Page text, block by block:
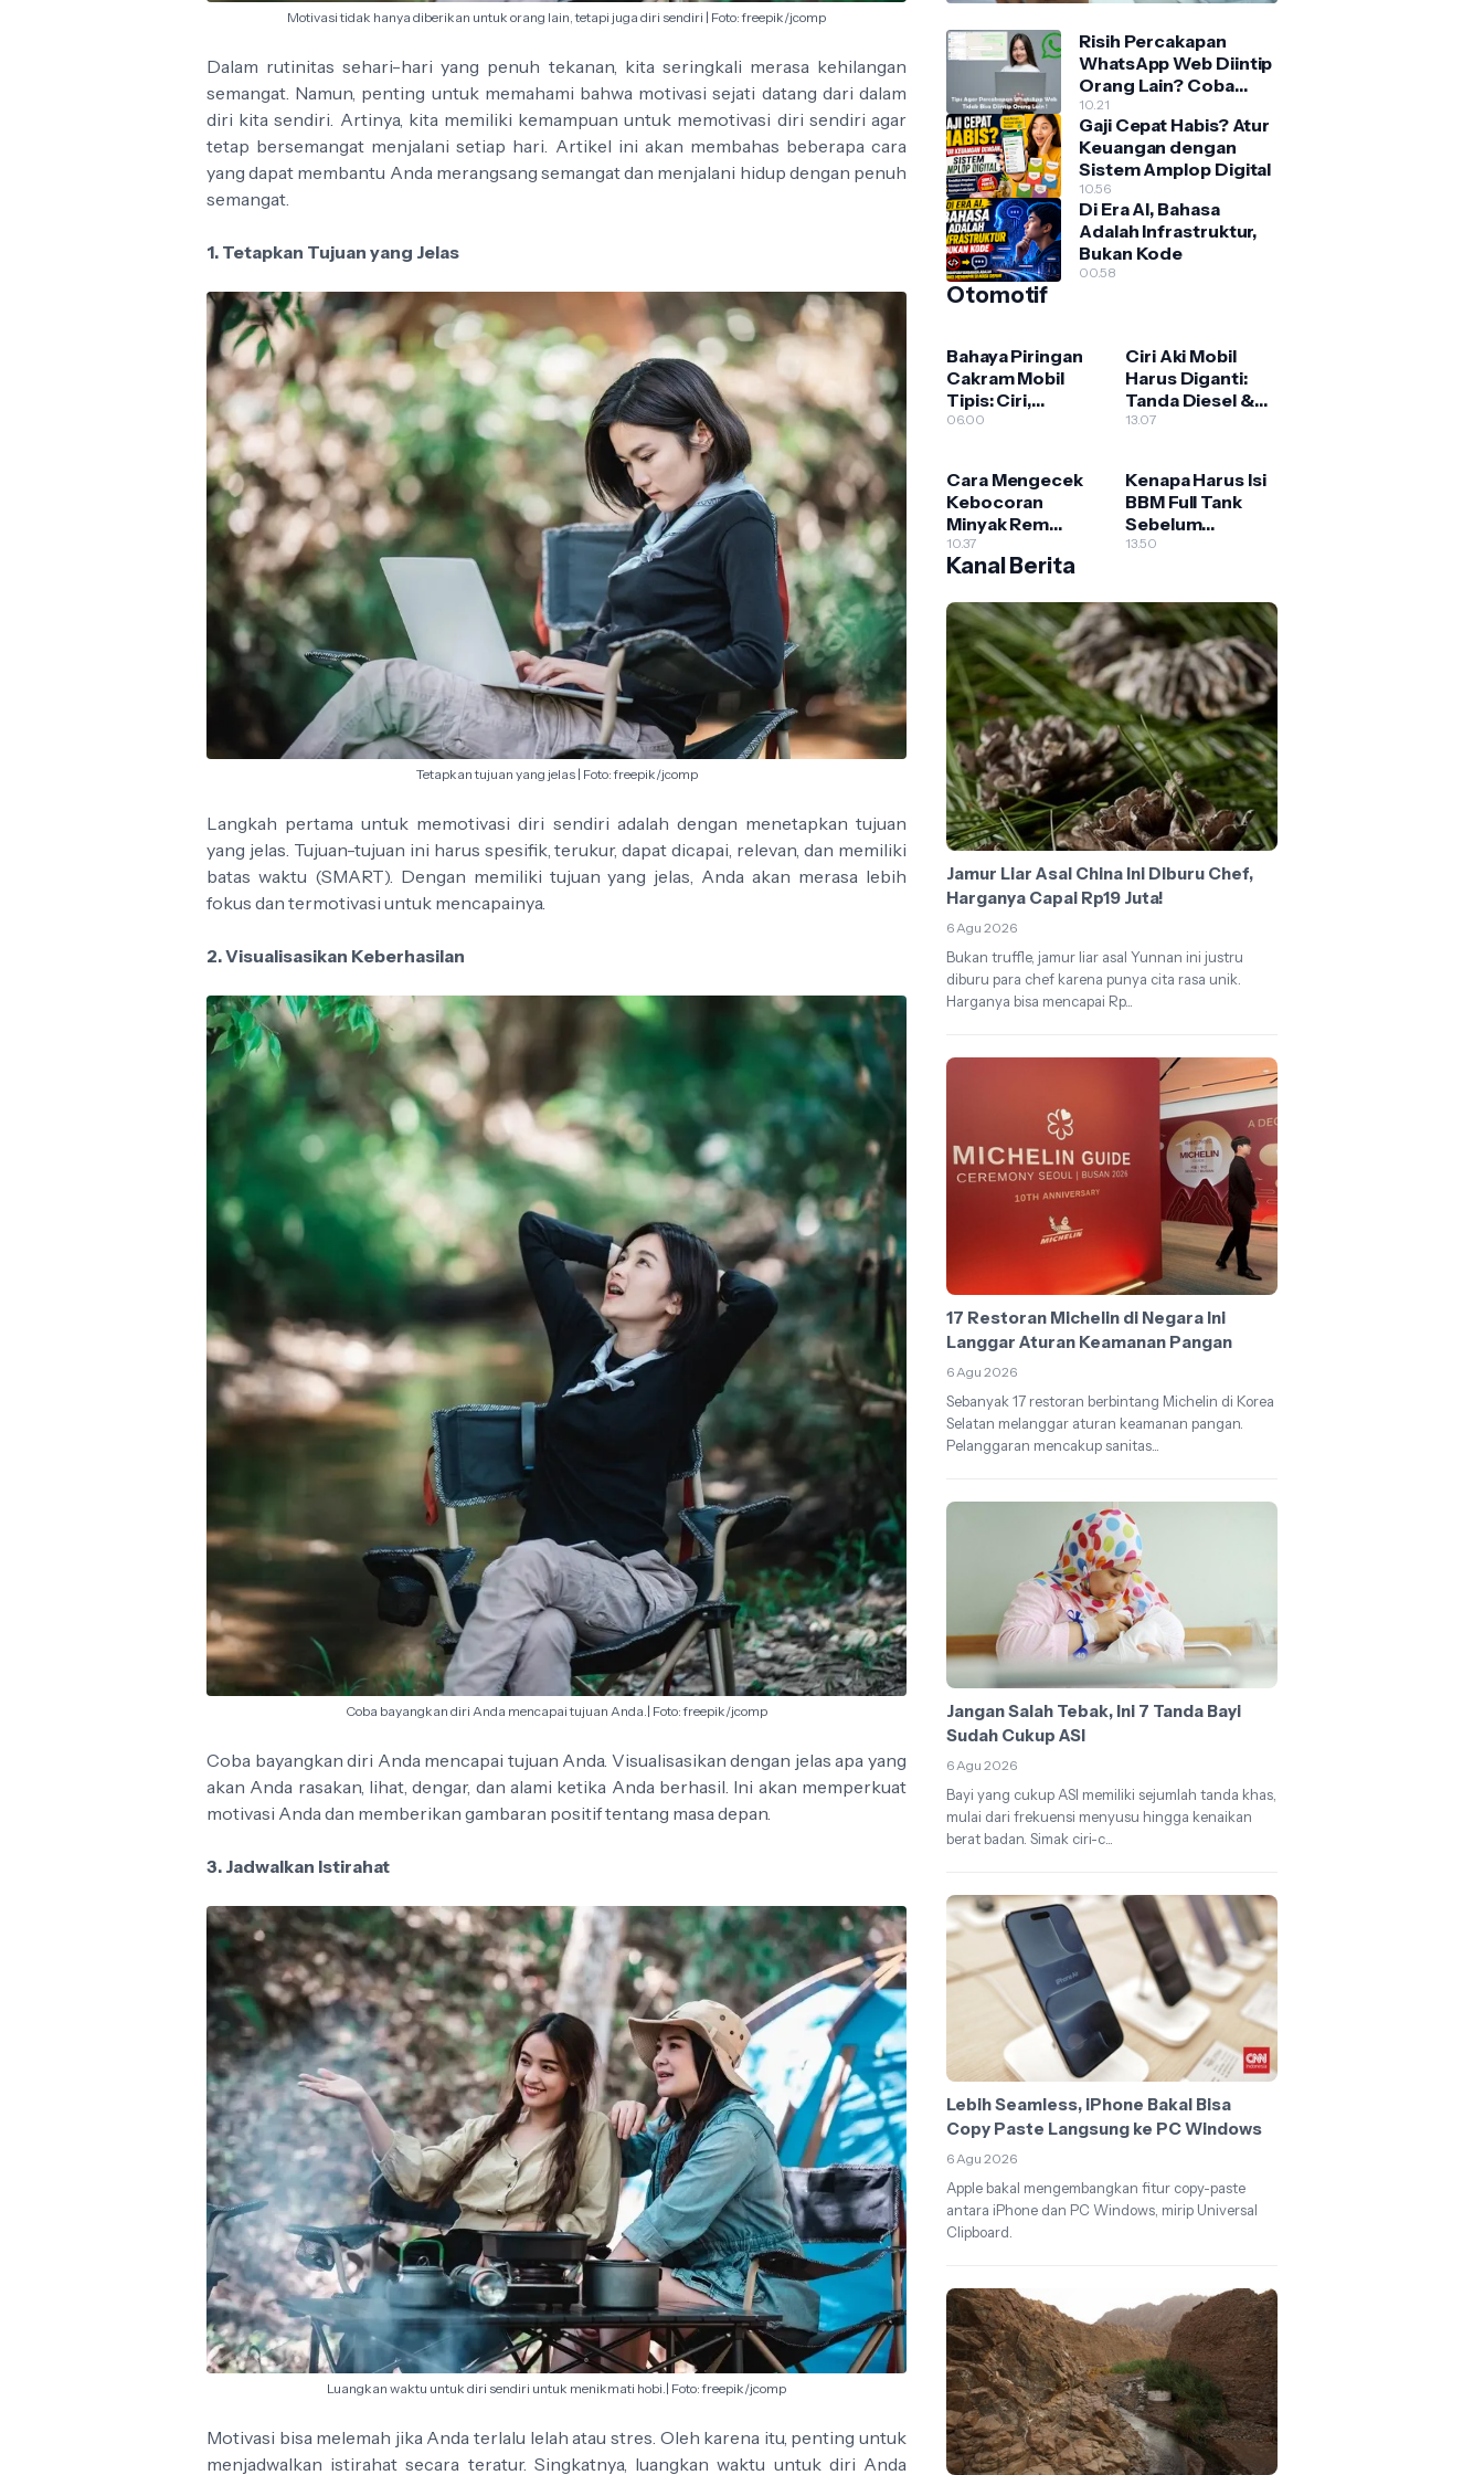
Motivasi tidak hanya diberikan untuk orang lain, tetapi juga diri sendiri | Foto: freepik/jcomp
Dalam rutinitas sehari-hari yang penuh tekanan, kita seringkali merasa kehilangan
semangat. Namun, penting untuk memahami bahwa motivasi sejati datang dari dalam
diri kita sendiri. Artinya, kita memiliki kemampuan untuk memotivasi diri sendiri agar
tetap bersemangat menjalani setiap hari. Artikel ini akan membahas beberapa cara
yang dapat membantu Anda merangsang semangat dan menjalani hidup dengan penuh
semangat.
1. Tetapkan Tujuan yang Jelas
Tetapkan tujuan yang jelas | Foto: freepik/jcomp
Langkah pertama untuk memotivasi diri sendiri adalah dengan menetapkan tujuan
yang jelas. Tujuan-tujuan ini harus spesifik, terukur, dapat dicapai, relevan, dan memiliki
batas waktu (SMART). Dengan memiliki tujuan yang jelas, Anda akan merasa lebih
fokus dan termotivasi untuk mencapainya.
2. Visualisasikan Keberhasilan
Coba bayangkan diri Anda mencapai tujuan Anda.| Foto: freepik/jcomp
Coba bayangkan diri Anda mencapai tujuan Anda. Visualisasikan dengan jelas apa yang
akan Anda rasakan, lihat, dengar, dan alami ketika Anda berhasil. Ini akan memperkuat
motivasi Anda dan memberikan gambaran positif tentang masa depan.
3. Jadwalkan Istirahat
Luangkan waktu untuk diri sendiri untuk menikmati hobi.| Foto: freepik/jcomp
Motivasi bisa melemah jika Anda terlalu lelah atau stres. Oleh karena itu, penting untuk
menjadwalkan istirahat secara teratur. Singkatnya, luangkan waktu untuk diri Anda
Risih Percakapan
WhatsApp Web Diintip
Orang Lain? Coba
Fitur Blur Ini
10.21
Gaji Cepat Habis? Atur
Keuangan dengan
Sistem Amplop Digital
10.56
Di Era AI, Bahasa
Adalah Infrastruktur,
Bukan Kode
00.58
Otomotif
Bahaya Piringan
Cakram Mobil
Tipis: Ciri,
Dampak, dan
06.00
Ciri Aki Mobil
Harus Diganti:
Tanda Diesel &
Bensin yang
13.07
Cara Mengecek
Kebocoran
Minyak Rem
Mobil dengan
Mudah dan
Lengkap untuk
Pemula)
10.37
Kenapa Harus Isi
BBM Full Tank
Sebelum
Perjalanan Jauh?
Sering Diabaikan
13.50
Kanal Berita
Jamur Liar Asal China Ini Diburu Chef,
Harganya Capai Rp19 Juta!
6 Agu 2026
Bukan truffle, jamur liar asal Yunnan ini justru
diburu para chef karena punya cita rasa unik.
Harganya bisa mencapai Rp...
17 Restoran Michelin di Negara Ini
Langgar Aturan Keamanan Pangan
6 Agu 2026
Sebanyak 17 restoran berbintang Michelin di Korea
Selatan melanggar aturan keamanan pangan.
Pelanggaran mencakup sanitas...
Jangan Salah Tebak, Ini 7 Tanda Bayi
Sudah Cukup ASI
6 Agu 2026
Bayi yang cukup ASI memiliki sejumlah tanda khas,
mulai dari frekuensi menyusu hingga kenaikan
berat badan. Simak ciri-c...
Lebih Seamless, iPhone Bakal Bisa
Copy Paste Langsung ke PC Windows
6 Agu 2026
Apple bakal mengembangkan fitur copy-paste
antara iPhone dan PC Windows, mirip Universal
Clipboard.